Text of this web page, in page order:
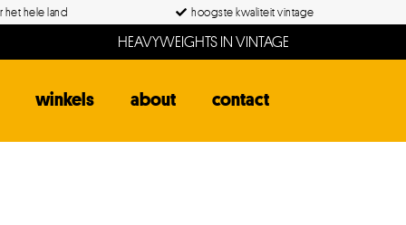
het hele land hoogste kwaliteit vintage
HEAVYWEIGHTS IN VINTAGE
winkels about contact